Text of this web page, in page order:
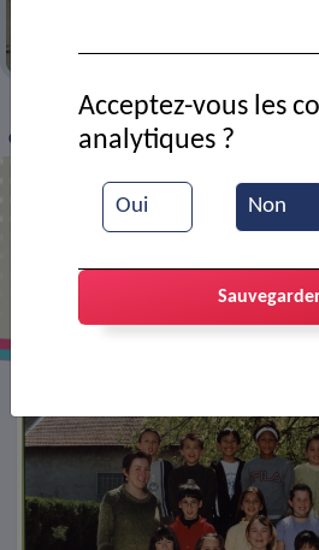
> VIE MUNICIPALE >
Classe ce2 de l'école Joliot-Curie
Oui Non
Acceptez-vous les
analytiques ?